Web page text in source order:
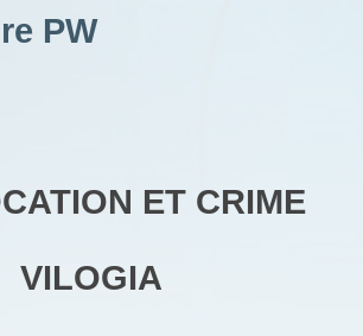
PW
ET CRIME
VILOGIA